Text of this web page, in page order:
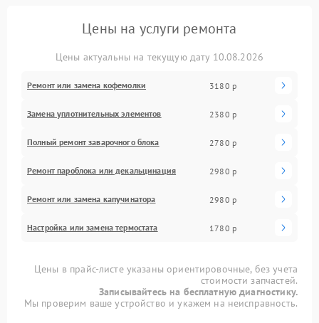
Цены на услуги ремонта
Цены актуальны на текущую дату 10.08.2026
Ремонт или замена кофемолки 3180 р
Замена уплотнительных элементов 2380 р
Полный ремонт заварочного блока 2780 р
Ремонт пароблока или декальцинация 2980 р
Ремонт или замена капучинатора 2980 р
Настройка или замена термостата 1780 р
Цены в прайс-листе указаны ориентировочные, без учета
стоимости запчастей.
Записывайтесь на бесплатную диагностику.
Мы проверим ваше устройство и укажем на неисправность.